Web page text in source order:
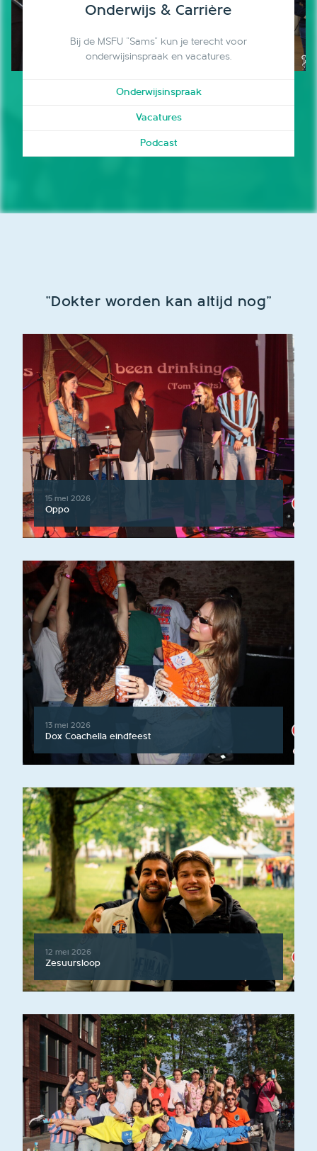
Onderwijs & Carrière
Bij de MSFU "Sams" kun je terecht voor
onderwijsinspraak en vacatures.
Onderwijsinspraak
Vacatures
Podcast
"Dokter worden kan altijd nog"
Oppo
15 mei 2026
Dox Coachella eindfeest
13 mei 2026
Zesuursloop
12 mei 2026